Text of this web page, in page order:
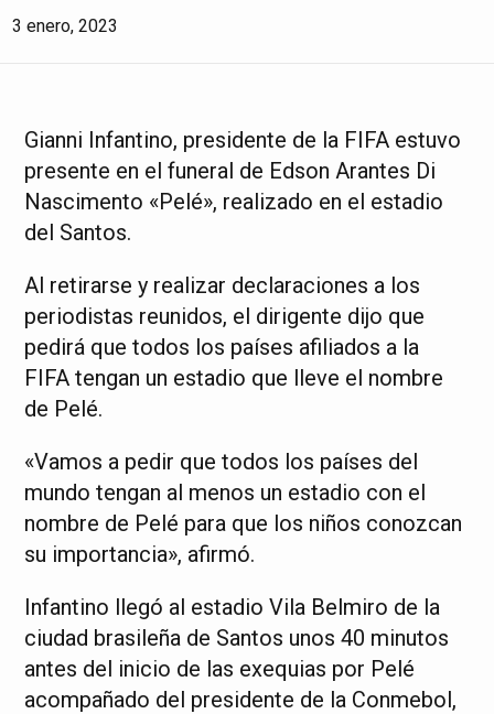
3 enero, 2023
Gianni Infantino, presidente de la FIFA estuvo
presente en el funeral de Edson Arantes Di
Nascimento «Pelé», realizado en el estadio
del Santos.
Al retirarse y realizar declaraciones a los
periodistas reunidos, el dirigente dijo que
pedirá que todos los países afiliados a la
FIFA tengan un estadio que lleve el nombre
de Pelé.
«Vamos a pedir que todos los países del
mundo tengan al menos un estadio con el
nombre de Pelé para que los niños conozcan
su importancia», afirmó.
Infantino llegó al estadio Vila Belmiro de la
ciudad brasileña de Santos unos 40 minutos
antes del inicio de las exequias por Pelé
acompañado del presidente de la Conmebol,